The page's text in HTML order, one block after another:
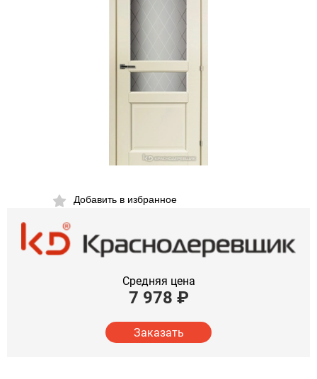
Добавить в избранное
Средняя цена
7 978 ₽
Заказать